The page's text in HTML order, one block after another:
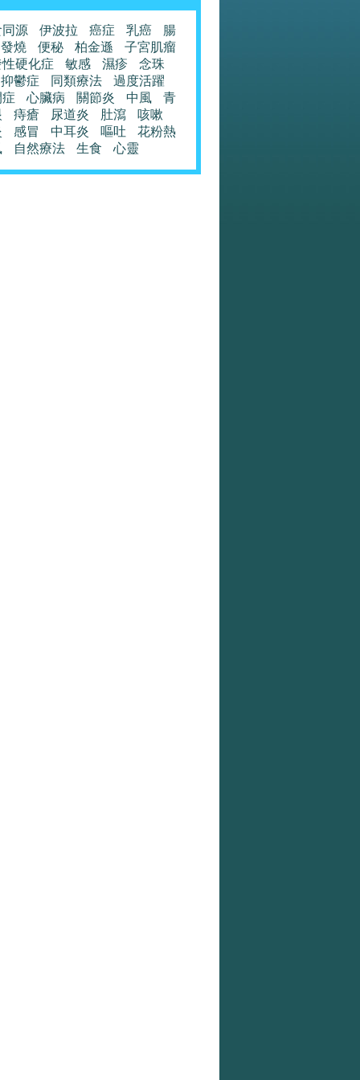
源 伊波拉 癌症 乳癌
腸
發燒
便秘 柏金遜
子宮肌瘤
硬化症
敏感 濕疹
念珠
抑鬱症
同類療法
過度活躍
心臟病 關節炎 中風
青
痔瘡 尿道炎 肚瀉
咳嗽
感冒 中耳炎 嘔吐
花粉熱
自然療法 生食 心靈